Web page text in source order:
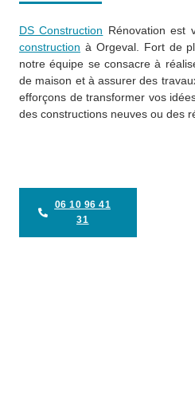
DS Construction Rénovation est
construction à Orgeval. Fort de
notre équipe se consacre à
de maison et à assurer des
efforçons de transformer vos
des constructions neuves ou des
06 10 96 41
31